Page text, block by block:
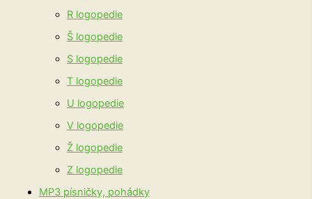
R logopedie
Š logopedie
S logopedie
T logopedie
U logopedie
V logopedie
Ž logopedie
Z logopedie
MP3 písničky, pohádky